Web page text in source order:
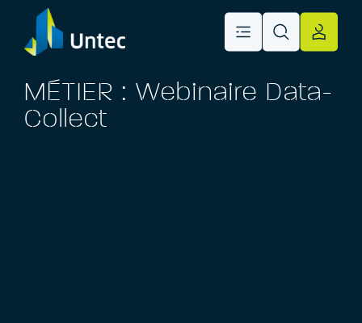
MÉTIER : Webinaire Data-
Collect